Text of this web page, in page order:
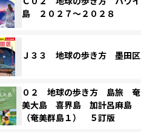
島 ２０２７～２０２８
Ｊ３３ 地球の歩き方 墨田区
０２ 地球の歩き方 島旅 奄
美大島 喜界島 加計呂麻島
（奄美群島１） ５訂版